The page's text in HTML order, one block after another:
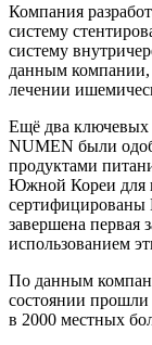
Компания
систему
систему
данным компании,
лечении
Ещё два ключевых
NUMEN были
продуктами
Южной Кореи для
сертифицированы
завершена первая
использованием
По данным
состоянии прошли
в 2000 местных